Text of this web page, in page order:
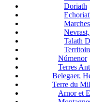
Doriath
Talath
Númenor
Terres
Belegaer,
Terre du
Arnor et